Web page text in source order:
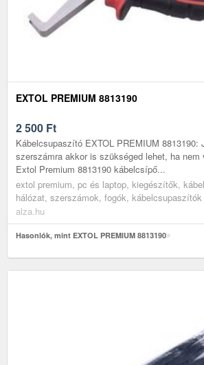
EXTOL PREMIUM 8813190
2 500 Ft
Kábelcsupaszító EXTOL PREMIUM 8813190:
szerszámra akkor is szükséged lehet, ha nem
Extol Premium 8813190 kábelcsípő...
extol premium, pc és laptop, kiegészítők,
hálózat, szerszámok, fogók, kábelcsupaszítók
alza.hu
Hasonlók, mint EXTOL PREMIUM 8813190